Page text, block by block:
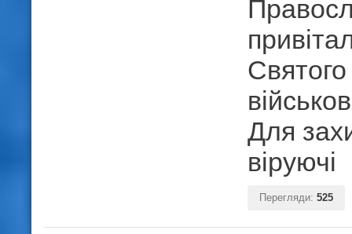
Для
віруючі
Перегляди: 525